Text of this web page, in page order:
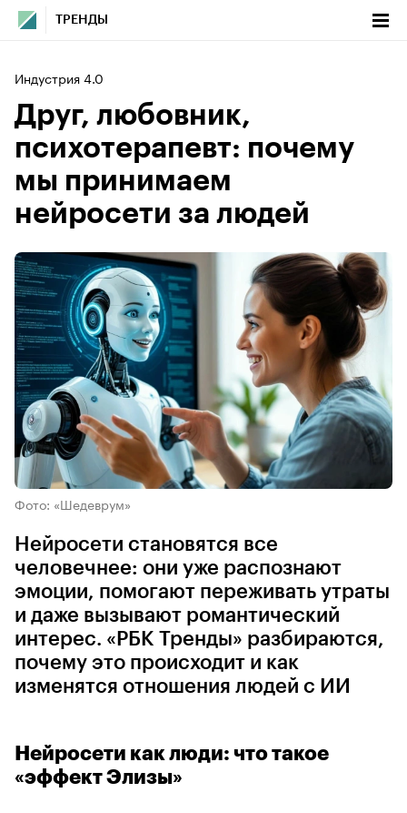
ТРЕНДЫ
Индустрия 4.0
Друг, любовник,
психотерапевт: почему
мы принимаем
нейросети за людей
Фото: «Шедеврум»
Нейросети становятся все
человечнее: они уже распознают
эмоции, помогают переживать утраты
и даже вызывают романтический
интерес. «РБК Тренды» разбираются,
почему это происходит и как
изменятся отношения людей с ИИ
Нейросети как люди: что такое
«эффект Элизы»